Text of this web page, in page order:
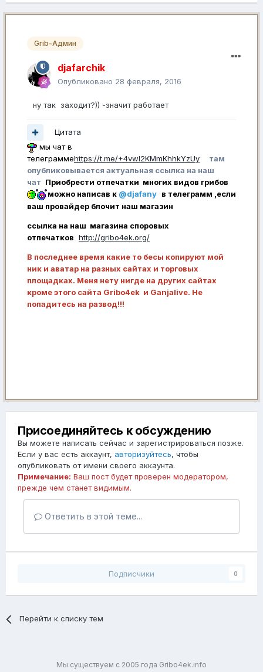
Grib-Админ
djafarchik
Опубликовано 28 февраля, 2016
ну так заходит?)) -значит работает
Цитата
мы чат в
телеграммеhttps://t.me/+4vwl2KMmKhhkYzUy
там
опубликовывается актуальная ссылка на наш
чат Приобрести отпечатки многих видов грибов
можно написав к @djafany в телеграмм ,если
ваш провайдер блочит наш магазин
ссылка на наш магазина споровых
отпечатков http://gribo4ek.org/
В последнее время какие то бесы копируют мой
ник и аватар на разных сайтах и торговых
площадках. Меня нету нигде на других сайтах
кроме этого сайта Gribo4ek и Ganjalive. Не
попадитесь на развод!!!
Присоединяйтесь к обсуждению
Вы можете написать сейчас и зарегистрироваться позже.
Если у вас есть аккаунт, авторизуйтесь, чтобы
опубликовать от имени своего аккаунта.
Примечание: Ваш пост будет проверен модератором,
прежде чем станет видимым.
Ответить в этой теме...
Подписчики 0
Перейти к списку тем
Мы существуем с 2005 года Gribo4ek.info